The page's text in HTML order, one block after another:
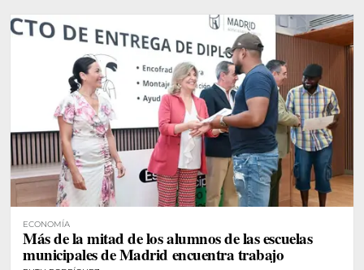
ECONOMÍA
Más de la mitad de los alumnos de las escuelas
municipales de Madrid encuentra trabajo